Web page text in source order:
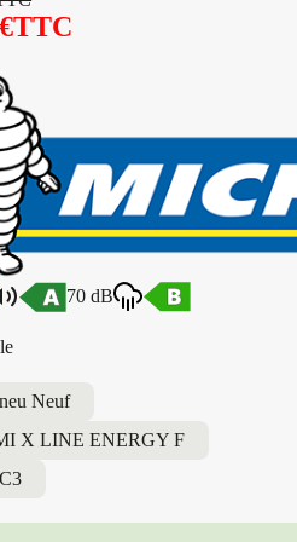
€TTC
70 dB
Neuf
X LINE ENERGY F
C3